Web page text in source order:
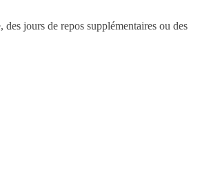
jours de repos supplémentaires ou des